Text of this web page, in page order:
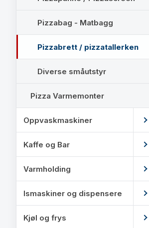
Pizzabag - Matbagg
Pizzabrett / pizzatallerken
Diverse småutstyr
Pizza Varmemonter
Oppvaskmaskiner
Kaffe og Bar
Varmholding
Ismaskiner og dispensere
Kjøl og frys